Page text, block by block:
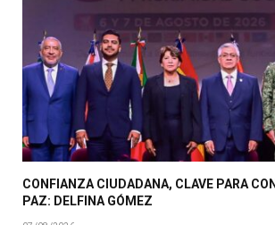
CONFIANZA CIUDADANA, CLAVE PARA
PAZ: DELFINA GÓMEZ